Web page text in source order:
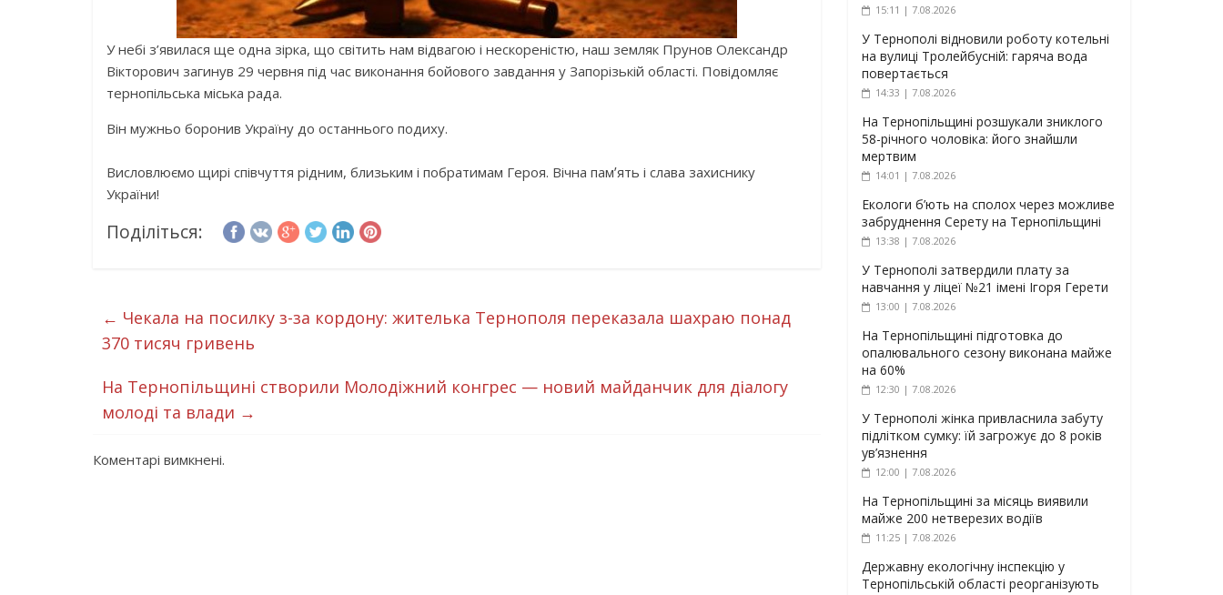
У небі з’явилася ще одна зірка, що світить нам відвагою і нескореністю, наш земляк Прунов Олександр
Вікторович загинув 29 червня під час виконання бойового завдання у Запорізькій області. Повідомляє
тернопільська міська рада.
Він мужньо боронив Україну до останнього подиху.
Висловлюємо щирі співчуття рідним, близьким і побратимам Героя. Вічна памʼять і слава захиснику
України!
Поділіться:
← Чекала на посилку з-за кордону: жителька Тернополя переказала шахраю понад
370 тисяч гривень
На Тернопільщині створили Молодіжний конгрес — новий майданчик для діалогу
молоді та влади →
Коментарі вимкнені.
15:11 | 7.08.2026
У Тернополі відновили роботу котельні
на вулиці Тролейбусній: гаряча вода
повертається
14:33 | 7.08.2026
На Тернопільщині розшукали зниклого
58-річного чоловіка: його знайшли
мертвим
14:01 | 7.08.2026
Екологи б’ють на сполох через можливе
забруднення Серету на Тернопільщині
13:38 | 7.08.2026
У Тернополі затвердили плату за
навчання у ліцеї №21 імені Ігоря Герети
13:00 | 7.08.2026
На Тернопільщині підготовка до
опалювального сезону виконана майже
на 60%
12:30 | 7.08.2026
У Тернополі жінка привласнила забуту
підлітком сумку: їй загрожує до 8 років
ув’язнення
12:00 | 7.08.2026
На Тернопільщині за місяць виявили
майже 200 нетверезих водіїв
11:25 | 7.08.2026
Державну екологічну інспекцію у
Тернопільській області реорганізують